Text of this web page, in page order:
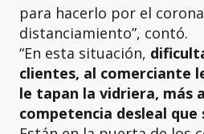
para hacerlo por el
distanciamiento”, contó.
“En esta situación,
clientes, al comerciante
le tapan la vidriera, más
competencia desleal